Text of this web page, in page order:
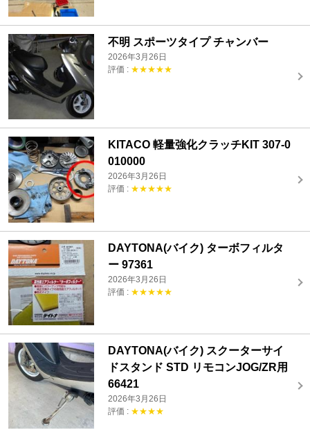
不明 スポーツタイプ チャンバー
2026年3月26日
評価 : ★★★★★
KITACO 軽量強化クラッチKIT 307-0
010000
2026年3月26日
評価 : ★★★★★
DAYTONA(バイク) ターボフィルタ
ー 97361
2026年3月26日
評価 : ★★★★★
DAYTONA(バイク) スクーターサイ
ドスタンド STD リモコンJOG/ZR用
66421
2026年3月26日
評価 : ★★★★